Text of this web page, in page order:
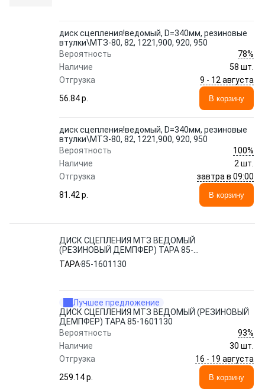
диск сцепления!ведомый, D=340мм, резиновые
втулки\МТЗ-80, 82, 1221,900, 920, 950
Вероятность
78%
Наличие
58 шт.
Отгрузка
9 - 12 августа
56.84 p.
В корзину
диск сцепления!ведомый, D=340мм, резиновые
втулки\МТЗ-80, 82, 1221,900, 920, 950
Вероятность
100%
Наличие
2 шт.
Отгрузка
завтра в 09:00
81.42 p.
В корзину
ДИСК СЦЕПЛЕНИЯ МТЗ ВЕДОМЫЙ
(РЕЗИНОВЫЙ ДЕМПФЕР) ТАРА 85-
1601130
ТАРА85-1601130
Лучшее предложение
ДИСК СЦЕПЛЕНИЯ МТЗ ВЕДОМЫЙ (РЕЗИНОВЫЙ
ДЕМПФЕР) ТАРА 85-1601130
Вероятность
93%
Наличие
30 шт.
Отгрузка
16 - 19 августа
259.14 p.
В корзину